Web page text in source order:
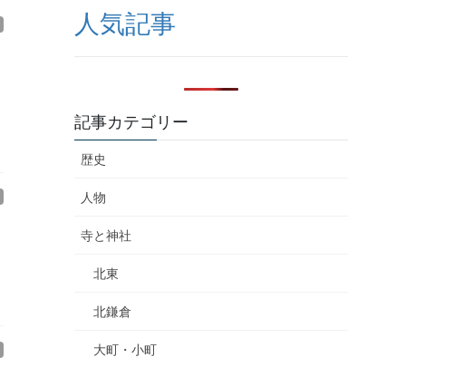
人気記事
記事カテゴリー
歴史
人物
寺と神社
北東
北鎌倉
大町・小町